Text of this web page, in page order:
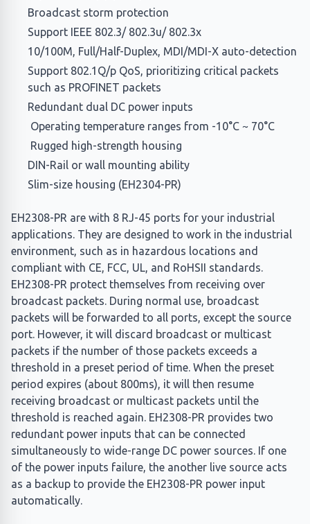
Broadcast storm protection
Support IEEE 802.3/ 802.3u/ 802.3x
10/100M, Full/Half-Duplex, MDI/MDI-X auto-detection
Support 802.1Q/p QoS, prioritizing critical packets
such as PROFINET packets
Redundant dual DC power inputs
Operating temperature ranges from -10°C ~ 70°C
Rugged high-strength housing
DIN-Rail or wall mounting ability
Slim-size housing (EH2304-PR)
EH2308-PR are with 8 RJ-45 ports for your industrial
applications. They are designed to work in the industrial
environment, such as in hazardous locations and
compliant with CE, FCC, UL, and RoHSII standards.
EH2308-PR protect themselves from receiving over
broadcast packets. During normal use, broadcast
packets will be forwarded to all ports, except the source
port. However, it will discard broadcast or multicast
packets if the number of those packets exceeds a
threshold in a preset period of time. When the preset
period expires (about 800ms), it will then resume
receiving broadcast or multicast packets until the
threshold is reached again. EH2308-PR provides two
redundant power inputs that can be connected
simultaneously to wide-range DC power sources. If one
of the power inputs failure, the another live source acts
as a backup to provide the EH2308-PR power input
automatically.